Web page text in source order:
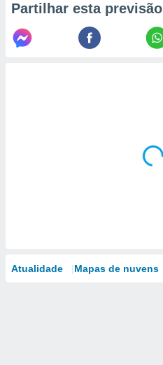
Partilhar esta previsão
Atualidade Mapas de nuvens